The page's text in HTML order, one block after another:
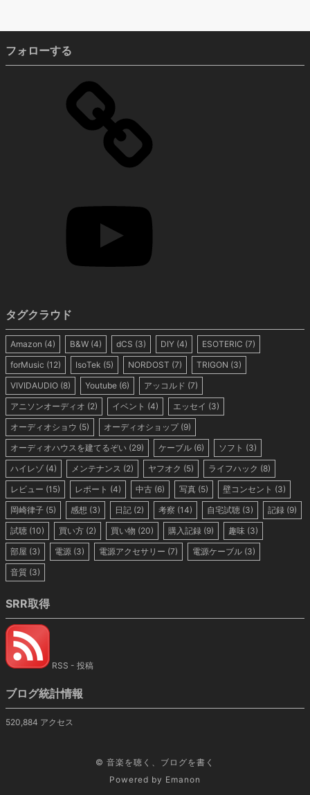
フォローする
タグクラウド
Amazon (4) B&W (4) dCS (3) DIY (4) ESOTERIC (7)
forMusic (12) IsoTek (5) NORDOST (7) TRIGON (3)
VIVIDAUDIO (8) Youtube (6) アッコルド (7)
アニソンオーディオ (2) イベント (4) エッセイ (3)
オーディオショウ (5) オーディオショップ(9)
オーディオハウスを建てるぞい (29) ケーブル (6) ソフト (3)
ハイレゾ (4) メンテナンス (2) ヤフオク (5) ライフハック (8)
レビュー (15) レポート (4) 中古 (6) 写真 (5) 壁コンセント (3)
岡崎律子 (5) 感想 (3) 日記 (2) 考察 (14) 自宅試聴 (3) 記録 (9)
試聴 (10) 買い方 (2) 買い物 (20) 購入記録 (9) 趣味 (3)
部屋 (3) 電源 (3) 電源アクセサリー (7) 電源ケーブル (3)
音質 (3)
SRR取得
RSS - 投稿
ブログ統計情報
520,884 アクセス
© 音楽を聴く、ブログを書く
Powered by Emanon